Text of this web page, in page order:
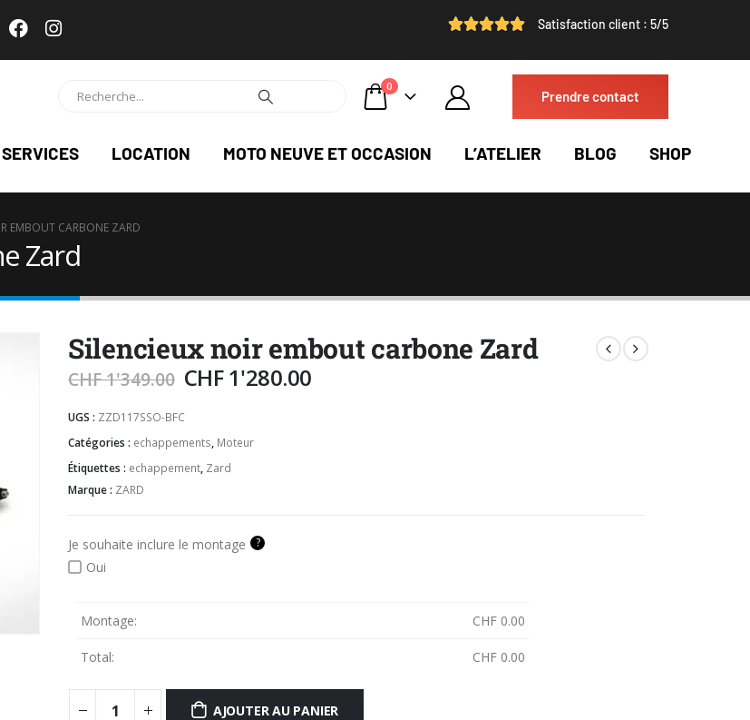
Satisfaction client : 5/5
0
Prendre contact
SERVICES LOCATION MOTO NEUVE ET OCCASION L’ATELIER BLOG SHOP
EMBOUT CARBONE ZARD
Zard
Silencieux noir embout carbone Zard
CHF1'349.00 CHF1'280.00
UGS : ZZD117SSO-BFC
Catégories : echappements, Moteur
Étiquettes : echappement, Zard
Marque : ZARD
Je souhaite inclure le montage ?
Oui
Montage: CHF 0.00
Total: CHF 0.00
AJOUTER AU PANIER